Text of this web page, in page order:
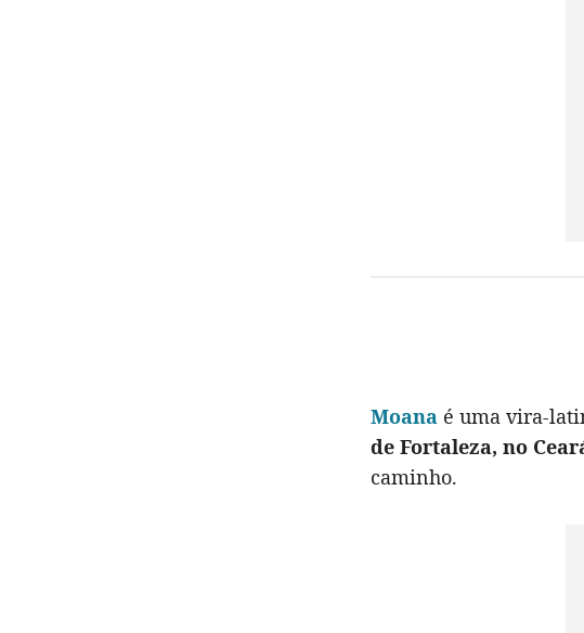
Moana é uma vira-
de Fortaleza, no
caminho.